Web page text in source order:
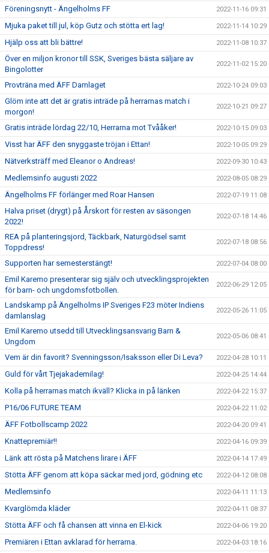
Föreningsnytt - Ängelholms FF 2022-11-16 09:31
Mjuka paket till jul, köp Gutz och stötta ert lag! 2022-11-14 10:29
Hjälp oss att bli bättre! 2022-11-08 10:37
Över en miljon kronor till SSK, Sveriges bästa säljare av
Bingolotter
2022-11-02 15:20
Provträna med ÄFF Damlaget 2022-10-24 09:03
Glöm inte att det är gratis inträde på herrarnas match i
morgon!
2022-10-21 09:27
Gratis inträde lördag 22/10, Herrarna mot Tvååker! 2022-10-15 09:03
Visst har ÄFF den snyggaste tröjan i Ettan! 2022-10-05 09:29
Nätverksträff med Eleanor o Andreas! 2022-09-30 10:43
Medlemsinfo augusti 2022 2022-08-05 08:29
Ängelholms FF förlänger med Roar Hansen 2022-07-19 11:08
Halva priset (drygt) på Årskort för resten av säsongen
2022!
2022-07-18 14:46
REA på planteringsjord, Täckbark, Naturgödsel samt
Toppdress!
2022-07-18 08:56
Supporten har semesterstängt! 2022-07-04 08:00
Emil Karemo presenterar sig själv och utvecklingsprojekten
för barn- och ungdomsfotbollen.
2022-06-29 12:05
Landskamp på Ängelholms IP Sveriges F23 möter Indiens
damlanslag
2022-05-26 11:05
Emil Karemo utsedd till Utvecklingsansvarig Barn &
Ungdom
2022-05-06 08:41
Vem är din favorit? Svenningsson/Isaksson eller Di Leva? 2022-04-28 10:11
Guld för vårt Tjejakademilag! 2022-04-25 14:44
Kolla på herrarnas match ikväll? Klicka in på länken 2022-04-22 15:37
P16/06 FUTURE TEAM 2022-04-22 11:02
ÄFF Fotbollscamp 2022 2022-04-20 09:41
Knattepremiär!! 2022-04-16 09:39
Länk att rösta på Matchens lirare i ÄFF 2022-04-14 17:49
Stötta ÄFF genom att köpa säckar med jord, gödning etc 2022-04-12 08:08
Medlemsinfo 2022-04-11 11:13
Kvarglömda kläder 2022-04-11 08:37
Stötta ÄFF och få chansen att vinna en El-kick 2022-04-06 19:20
Premiären i Ettan avklarad för herrarna. 2022-04-03 18:16